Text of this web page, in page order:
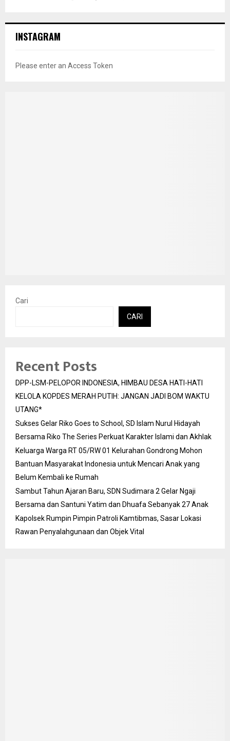
INSTAGRAM
Please enter an Access Token
Cari
CARI
Recent Posts
DPP-LSM-PELOPOR INDONESIA, HIMBAU DESA HATI-HATI
KELOLA KOPDES MERAH PUTIH: JANGAN JADI BOM WAKTU
UTANG*
Sukses Gelar Riko Goes to School, SD Islam Nurul Hidayah
Bersama Riko The Series Perkuat Karakter Islami dan Akhlak
Keluarga Warga RT 05/RW 01 Kelurahan Gondrong Mohon
Bantuan Masyarakat Indonesia untuk Mencari Anak yang
Belum Kembali ke Rumah
Sambut Tahun Ajaran Baru, SDN Sudimara 2 Gelar Ngaji
Bersama dan Santuni Yatim dan Dhuafa Sebanyak 27 Anak
Kapolsek Rumpin Pimpin Patroli Kamtibmas, Sasar Lokasi
Rawan Penyalahgunaan dan Objek Vital